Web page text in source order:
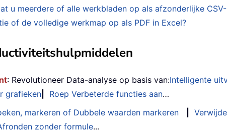
= Nothing
= Nothing
charts were copied successfully to the
As String
Next
xChart . ChartTitle
u meerdere of alle werkbladen op als afzonderlijke
of de volledige werkmap op als PDF in Excel?
: Revolutioneer Data-analyse op basis van:Intelligente
grafieken
Roep Verbeterde functies aan…
markeren of Dubbele waarden markeren
zonder formule...